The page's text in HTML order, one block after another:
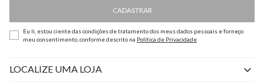
CADASTRAR
Eu li, estou ciente das condições de tratamento dos meus dados pessoais e forneço
meu consentimento, conforme descrito na Política de Privacidade
LOCALIZE UMA LOJA